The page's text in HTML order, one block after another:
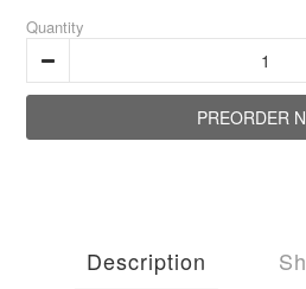
Quantity
PREORDER
Description